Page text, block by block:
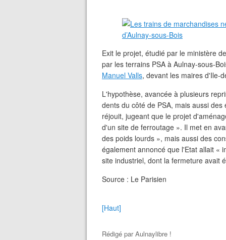
Exit le projet, étudié par le ministère
par les terrains PSA à Aulnay-sous-
Manuel Valls, devant les maires d'Ile-
L'hypothèse, avancée à plusieurs
dents du côté de PSA, mais aussi
réjouit, jugeant que le projet
d'un site de ferroutage ». Il met en
des poids lourds », mais aussi des
également annoncé que l'Etat allait «
site industriel, dont la fermeture avait
Source : Le Parisien
[Haut]
Rédigé parAulnaylibre !